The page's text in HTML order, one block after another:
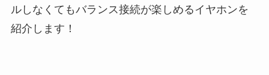
ルしなくてもバランス接続が楽しめるイヤホンを
紹介します！